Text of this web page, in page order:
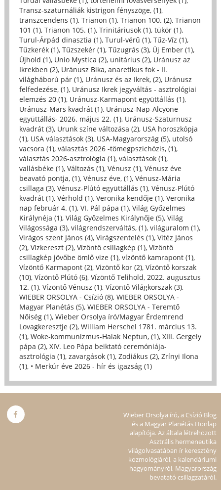
Transz-szaturnáliák kistrigon fényszöge, (1),
transzcendens (1), Trianon (1), Trianon 100. (2), Trianon
101 (1), Trianon 105. (1), Trinitáriusok (1), tükör (1),
Turul-Árpád dinasztia (1), Turul-vérű (1), Tűz-Víz (1),
Tűzkerék (1), Tűzszekér (1), Tűzugrás (3), Új Ember (1),
Újhold (1), Unio Mystica (2), unitárius (2), Uránusz az
Ikrekben (2), Uránusz Bika, anaretikus fok - II.
világháború pár (1), Uránusz és az Ikrek, (2), Uránusz
felfedezése, (1), Uránusz Ikrek jegyváltás - asztrológiai
elemzés 20 (1), Uránusz-Karmapont együttállás (1),
Uránusz-Mars kvadrát (1), Uránusz-Nap-Alcyone
együttállás- 2026. május 22. (1), Uránusz-Szaturnusz
kvadrát (3), Urunk színe változása (2), USA horoszkópja
(1), USA választások (3), USA-Magyarország (5), utolsó
vacsora (1), választás 2026 -tömegpszichózis, (1),
választás 2026-asztrológia (1), választások (1),
vallásbéke (1), Változás (1), Vénusz (1), Vénusz éve
beavató pontja, (1), Vénusz éve, (1), Vénusz-Mária
csillaga (3), Vénusz-Plútó együttállás (1), Vénusz-Plútó
kvadrát (1), Vérhold (1), Veronika kendője (1), Veronika
nap február 4. (1), VI. Pál pápa (1), Világ Győzelmes
Királynéja (1), Világ Győzelmes Királynője (5), Világ
Világossága (3), világrendszerváltás, (1), világuralom (1),
Virágos szent János (4), Virágszentelés (1), Vitéz János
(2), Vízkereszt (2), Vízöntő csillagkép (1), Vízöntő
csillagkép jövőbe ömlő vize (1), vízöntő kamrapont (1),
Vízöntő Karmapont (2), Vizöntő kor (2), Vízöntő korszak
(10), Vízöntő Plútó (6), Vízöntő Telihold, 2022. augusztus
12. (1), Vízöntő Vénusz (1), Vízöntő Világkorszak (3),
WIEBER ORSOLYA - Csízió (8), WIEBER ORSOLYA -
Magyar Planétás (5), WIEBER ORSOLYA - Teremtő
Nőiség (1), Wieber Orsolya író/Magyar Érdemrend
Lovagkeresztje (2), William Herschel 1781. március 13.
(1), Woke-kommunizmus-Halak Neptun, (1), XIII. Gergely
pápa (2), XIV. Leo Pápa beiktató ceremóniája-
asztrológia (1), zavargások (1), Zodiákus (2), Zrínyi Ilona
(1), • Merkúr éve 2026 - hír és igazság (1)
Wieber Orsolya író, a Csízió Blog
és a Magyar Planétás Honlap
alapítója. Az általa létrehozott
Asztrális hermeneutika
világolvasatában ír keresztény
kozmológiáról, a kalendáriumi
hagyományról, Magyarország
bevatató csillagzatáról.